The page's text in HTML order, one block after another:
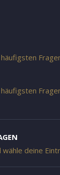
wähle deine